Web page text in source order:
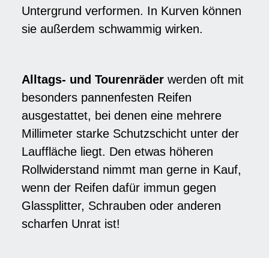
Untergrund verformen. In Kurven können
sie außerdem schwammig wirken.
Alltags- und Tourenräder werden oft mit
besonders pannenfesten Reifen
ausgestattet, bei denen eine mehrere
Millimeter starke Schutzschicht unter der
Lauffläche liegt. Den etwas höheren
Rollwiderstand nimmt man gerne in Kauf,
wenn der Reifen dafür immun gegen
Glassplitter, Schrauben oder anderen
scharfen Unrat ist!